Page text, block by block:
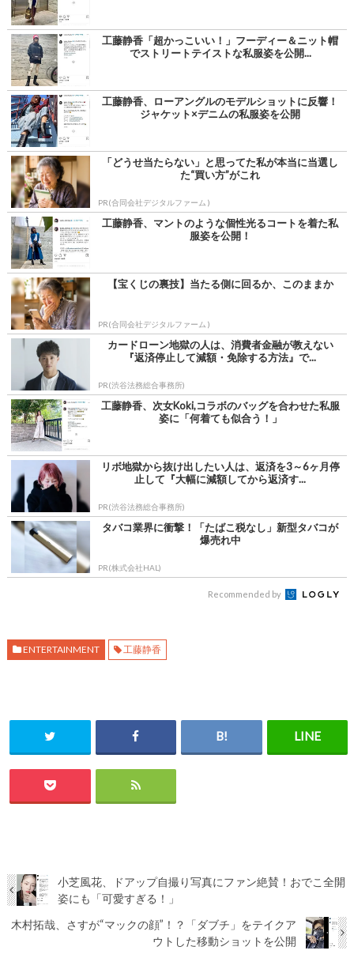
工藤静香「超かっこいい！」フーディー＆ニット帽
でストリートテイストな私服姿を公開...
工藤静香、ローアングルのモデルショットに反響！
ジャケット×デニムの私服姿を公開
「どうせ当たらない」と思ってた私が本当に当選し
た“買い方”がこれ
PR(合同会社デジタルファーム )
工藤静香、マントのような個性光るコートを着た私
服姿を公開！
【宝くじの裏技】当たる側に回るか、このままか
PR(合同会社デジタルファーム )
カードローン地獄の人は、消費者金融が教えない
『返済停止して減額・免除する方法』で...
PR(渋谷法務総合事務所)
工藤静香、次女Koki,コラボのバッグを合わせた私服
姿に「何着ても似合う！」
リボ地獄から抜け出したい人は、返済を3～6ヶ月停
止して『大幅に減額してから返済す...
PR(渋谷法務総合事務所)
タバコ業界に衝撃！「たばこ税なし」新型タバコが
爆売れ中
PR(株式会社HAL)
Recommended by
ENTERTAINMENT 工藤静香
小芝風花、ドアップ自撮り写真にファン絶賛！おでこ全開
姿にも「可愛すぎる！」
木村拓哉、さすが“マックの顔”！？「ダブチ」をテイクア
ウトした移動ショットを公開